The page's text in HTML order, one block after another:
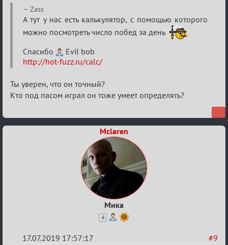
Re:
Кальк
Zass
А тут у нас есть калькулятор, с помощью которого
можно посмотреть число побед за день
Спасибо
Evil bob
http://hot-fuzz.ru/calc/
Ты уверен, что он точный?
Кто под пасом играл он тоже умеет определять?
Mclaren
Мика
6
#9
17.07.2019 17:57:17